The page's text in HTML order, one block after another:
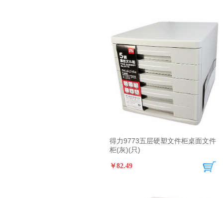
得力9773五层硬塑文件柜桌面文件
柜(灰)(只)
￥82.49